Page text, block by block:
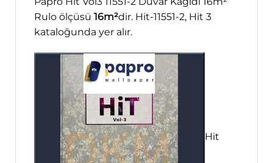
Rulo ölçüsü 16m²dir. Hit-11551-2, Hit 3
kataloğunda yer alır.
Hit